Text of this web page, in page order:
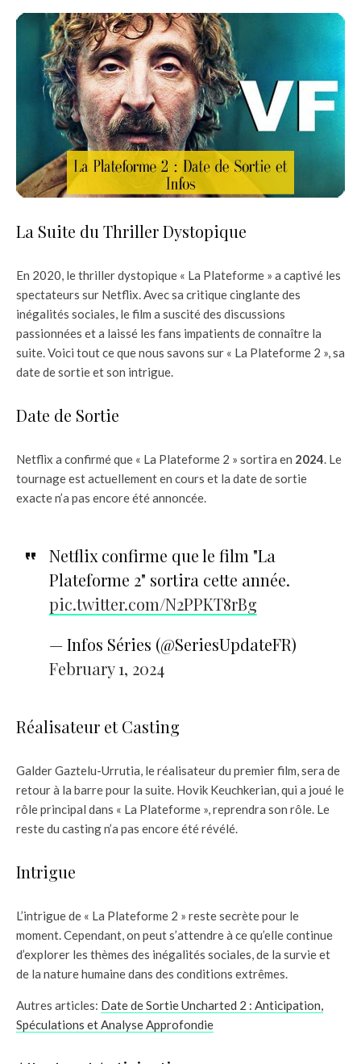
La Suite du Thriller Dystopique
En 2020, le thriller dystopique « La Plateforme » a captivé les
spectateurs sur Netflix. Avec sa critique cinglante des
inégalités sociales, le film a suscité des discussions
passionnées et a laissé les fans impatients de connaître la
suite. Voici tout ce que nous savons sur « La Plateforme 2 », sa
date de sortie et son intrigue.
Date de Sortie
Netflix a confirmé que « La Plateforme 2 » sortira en 2024. Le
tournage est actuellement en cours et la date de sortie
exacte n’a pas encore été annoncée.
Netflix confirme que le film "La
Plateforme 2" sortira cette année.
pic.twitter.com/N2PPKT8rBg
— Infos Séries (@SeriesUpdateFR)
February 1, 2024
Réalisateur et Casting
Galder Gaztelu-Urrutia, le réalisateur du premier film, sera de
retour à la barre pour la suite. Hovik Keuchkerian, qui a joué le
rôle principal dans « La Plateforme », reprendra son rôle. Le
reste du casting n’a pas encore été révélé.
Intrigue
L’intrigue de « La Plateforme 2 » reste secrète pour le
moment. Cependant, on peut s’attendre à ce qu’elle continue
d’explorer les thèmes des inégalités sociales, de la survie et
de la nature humaine dans des conditions extrêmes.
Autres articles: Date de Sortie Uncharted 2 : Anticipation,
Spéculations et Analyse Approfondie